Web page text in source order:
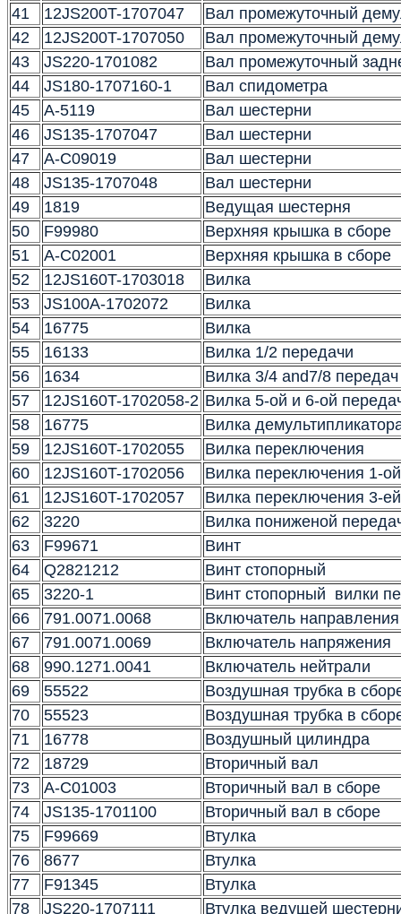
41
12JS200T-1707047
Вал промежуточный
42
12JS200T-1707050
Вал промежуточный
43
JS220-1701082
Вал промежуточный
44
JS180-1707160-1
Вал спидометра
45
A-5119
Вал шестерни
46
JS135-1707047
Вал шестерни
47
A-C09019
Вал шестерни
48
JS135-1707048
Вал шестерни
49
1819
Ведущая шестерня
50
F99980
Верхняя крышка в сборе
51
A-C02001
Верхняя крышка в сборе
52
12JS160T-1703018
Вилка
53
JS100A-1702072
Вилка
54
16775
Вилка
55
16133
Вилка 1/2 передачи
56
1634
Вилка 3/4 and7/8 передач
57
12JS160T-1702058-2 Вилка 5-ой и 6-ой
58
16775
Вилка
59
12JS160T-1702055
Вилка переключения
60
12JS160T-1702056
Вилка переключения 1-
61
12JS160T-1702057
Вилка переключения 3-
62
3220
Вилка пониженой
63
F99671
Винт
64
Q2821212
Винт стопорный
65
3220-1
Винт стопорный вилки
66
791.0071.0068
Включатель направления
67
791.0071.0069
Включатель напряжения
68
990.1271.0041
Включатель нейтрали
69
55522
Воздушная трубка в
70
55523
Воздушная трубка в
71
16778
Воздушный цилиндра
72
18729
Вторичный вал
73
A-C01003
Вторичный вал в сборе
74
JS135-1701100
Вторичный вал в сборе
75
F99669
Втулка
76
8677
Втулка
77
F91345
Втулка
78
JS220-1707111 Втулка ведущей